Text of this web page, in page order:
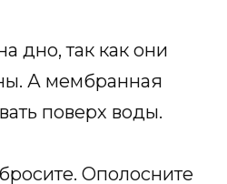
дно, так как они
А мембранная
поверх воды.
Ополосните